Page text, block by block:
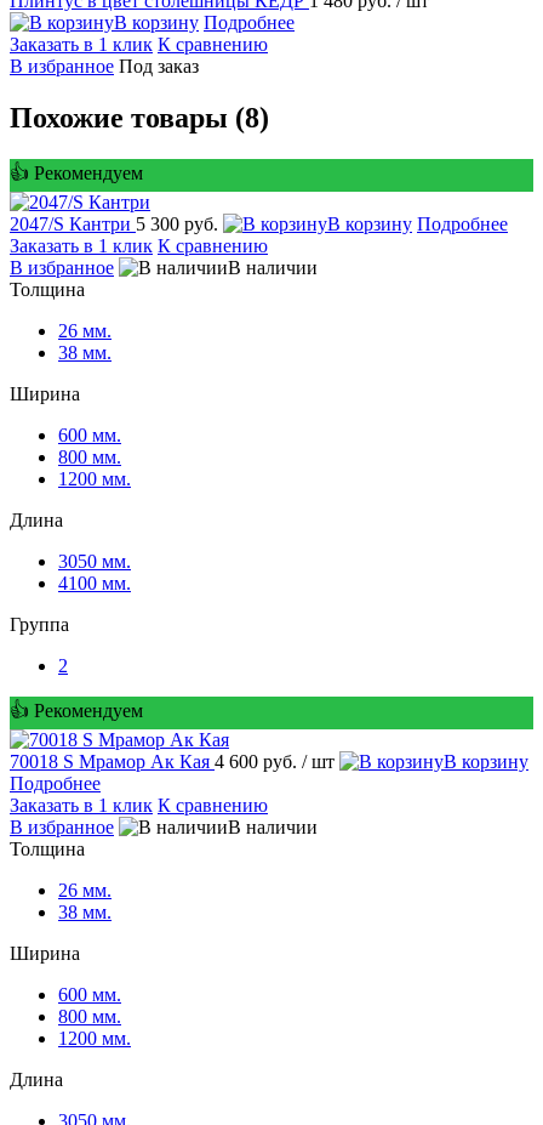
В корзину Подробнее
Заказать в 1 клик К сравнению
В избранное Под заказ
Похожие товары (8)
👍 Рекомендуем
2047/S Кантри 5 300 руб. В корзину Подробнее
Заказать в 1 клик К сравнению
В избранное
В наличии
Толщина
26 мм.
38 мм.
Ширина
600 мм.
800 мм.
1200 мм.
Длина
3050 мм.
4100 мм.
Группа
2
👍 Рекомендуем
70018 S Мрамор Ак Кая 4 600 руб. / шт
В корзину
Подробнее
Заказать в 1 клик К сравнению
В избранное
В наличии
Толщина
26 мм.
38 мм.
Ширина
600 мм.
800 мм.
1200 мм.
Длина
3050 мм.